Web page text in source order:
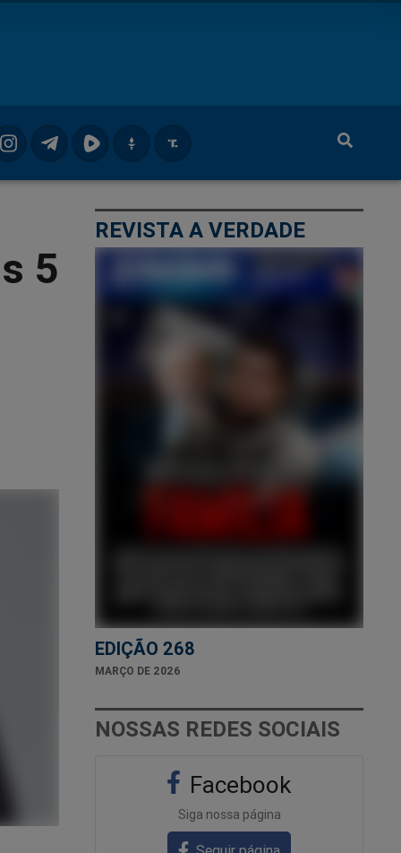
5
REVISTA A VERDADE
EDIÇÃO 268
MARÇO DE 2026
NOSSAS REDES SOCIAIS
Facebook
Siga nossa página